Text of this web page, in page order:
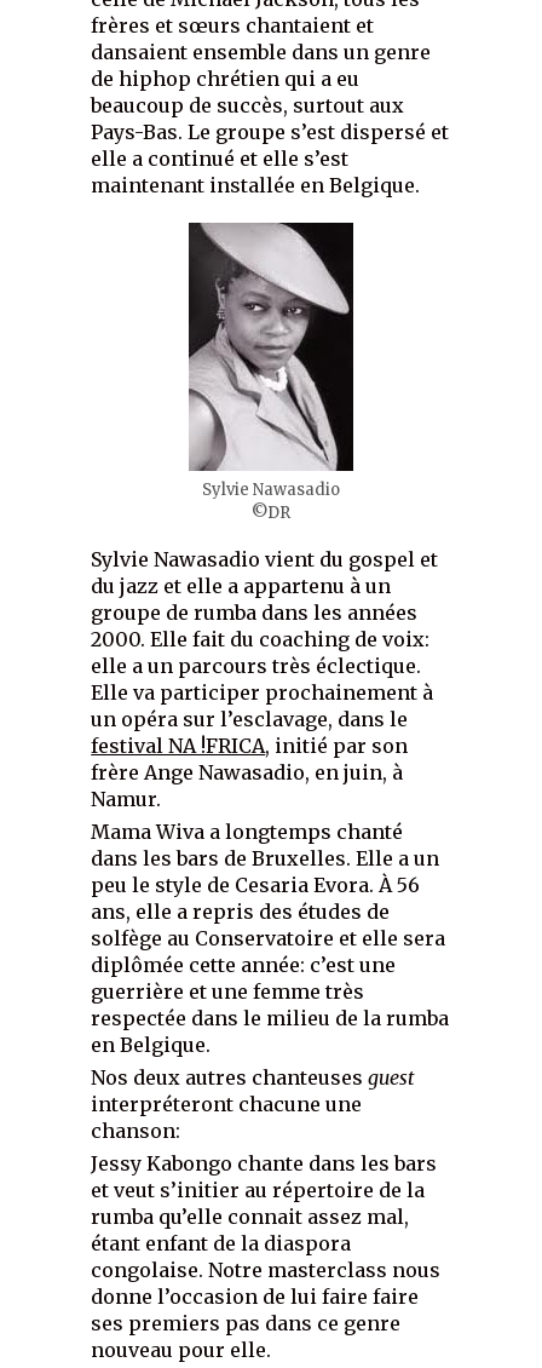
frères et sœurs chantaient et
dansaient ensemble dans un genre
de hiphop chrétien qui a eu
beaucoup de succès, surtout aux
Pays-Bas. Le groupe s’est dispersé et
elle a continué et elle s’est
maintenant installée en Belgique.
Sylvie Nawasadio
©DR
Sylvie Nawasadio vient du gospel et
du jazz et elle a appartenu à un
groupe de rumba dans les années
2000. Elle fait du coaching de voix:
elle a un parcours très éclectique.
Elle va participer prochainement à
un opéra sur l’esclavage, dans le
festival NA !FRICA, initié par son
frère Ange Nawasadio, en juin, à
Namur.
Mama Wiva a longtemps chanté
dans les bars de Bruxelles. Elle a un
peu le style de Cesaria Evora. À 56
ans, elle a repris des études de
solfège au Conservatoire et elle sera
diplômée cette année: c’est une
guerrière et une femme très
respectée dans le milieu de la rumba
en Belgique.
Nos deux autres chanteusesguest
interpréteront chacune une
chanson:
Jessy Kabongo chante dans les bars
et veut s’initier au répertoire de la
rumba qu’elle connait assez mal,
étant enfant de la diaspora
congolaise. Notre masterclass nous
donne l’occasion de lui faire faire
ses premiers pas dans ce genre
nouveau pour elle.